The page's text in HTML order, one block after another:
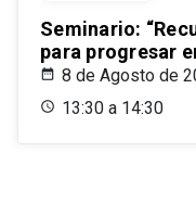
Seminario:
para progresar
8 de Agosto de
13:30 a 14:30